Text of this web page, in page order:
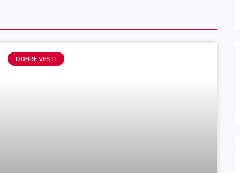
DOBRE VESTI